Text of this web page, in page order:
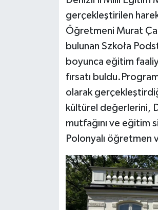
gerçekleştirilen
Öğretmeni Murat
bulunan Szkoła
boyunca eğitim
fırsatı
olarak
kültürel değerlerini,
mutfağını ve eğitim
Polonyalı öğretmen